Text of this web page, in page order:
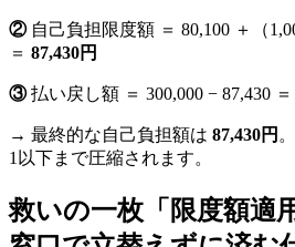
②自己負担限度額 ＝ 80,100 ＋（
＝ 87,430円
③払い戻し額 ＝ 300,000 − 87,430 ＝
→ 最終的な自己負担額は 87,430円
1以下まで圧縮されます。
救いの一枚「限度額